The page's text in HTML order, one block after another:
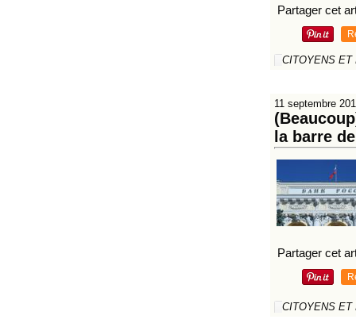
Partager cet
CITOYENS ET
11 septembre
la barre
Partager cet
CITOYENS ET